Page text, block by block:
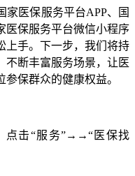
家医保服务平台APP、国
医保服务平台微信小程序
上手。下一步，我们将持
不断丰富服务场景，让医
保群众的健康权益。
点击“服务”→→“医保找